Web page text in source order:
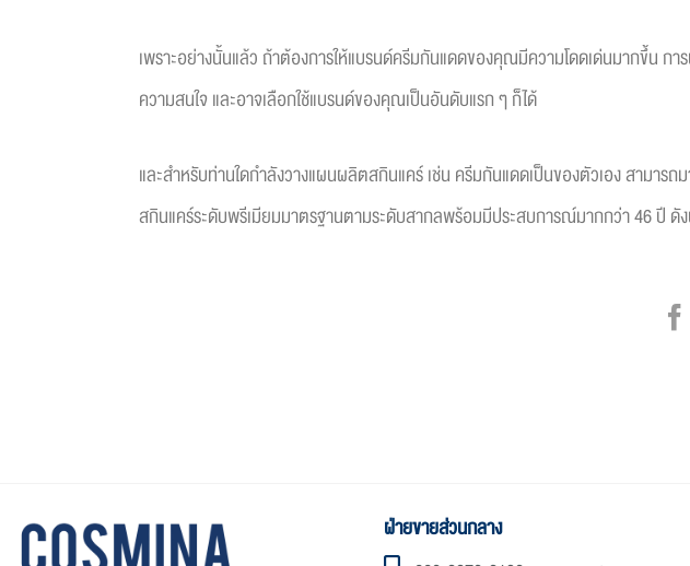
เพราะอย่างนั้นแล้ว ถ้าต้องการให้แบรนด์ครีมกันแดดของคุณมีความโดดเด่นมากขึ้น
ความสนใจ และอาจเลือกใช้แบรนด์ของคุณเป็นอันดับแรก ๆ ก็ได้
และสำหรับท่านใดกำลังวางแผนผลิตสกินแคร์ เช่น ครีมกันแดดเป็นของตัวเอง สามารถ
สกินแคร์ระดับพรีเมียมมาตรฐานตามระดับสากลพร้อมมีประสบการณ์มากกว่า 46 ปี ดั
ฝ่ายขายส่วนกลาง